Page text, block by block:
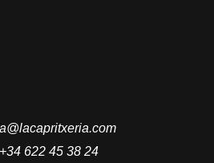
+34 622 45 38 24